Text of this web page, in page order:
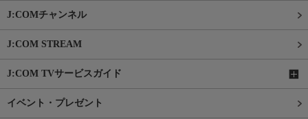
J:COMチャンネル
J:COM STREAM
J:COM TVサービスガイド
イベント・プレゼント